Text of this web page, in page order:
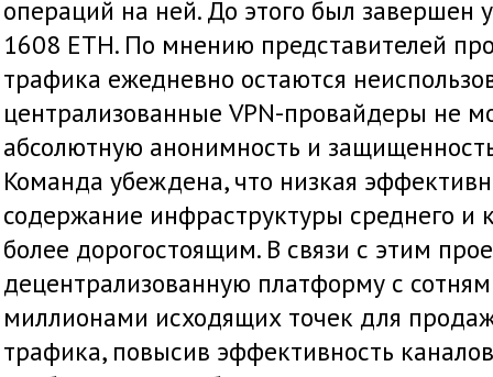
операций на ней. До этого был завершен
1608 ETH. По мнению представителей
трафика ежедневно остаются
централизованные VPN-провайдеры не
абсолютную анонимность и
Команда убеждена, что низкая
содержание инфраструктуры среднего и
более дорогостоящим. В связи с этим
децентрализованную платформу с
миллионами исходящих точек для
трафика, повысив эффективность